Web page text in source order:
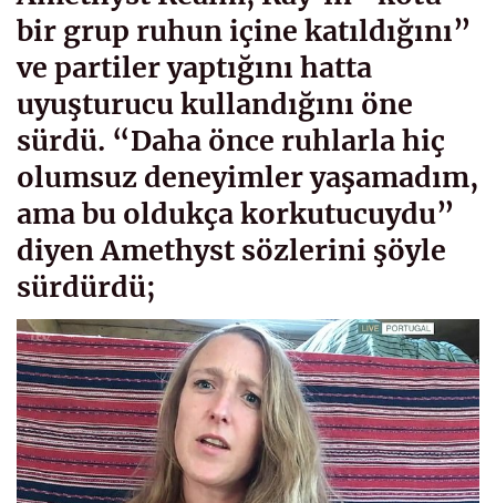
bir grup ruhun içine katıldığını”
ve partiler yaptığını hatta
uyuşturucu kullandığını öne
sürdü. “Daha önce ruhlarla hiç
olumsuz deneyimler yaşamadım,
ama bu oldukça korkutucuydu”
diyen Amethyst sözlerini şöyle
sürdürdü;